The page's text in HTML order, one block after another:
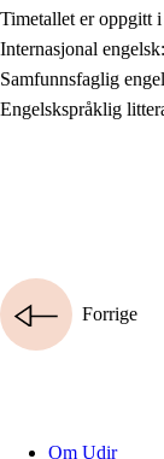
Timetallet er oppgitt
Internasjonal
Samfunnsfaglig
Engelskspråklig
Forrige
Om Udir